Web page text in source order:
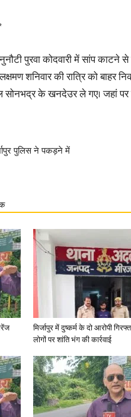
पुरवा कोदवारी में सांप काटने
शनिवार की रात्रि को बाहर
के खनदेउर ले गए। जहां पर
पुलिस ने पकड़ने में
मिर्जापुर में दुष्कर्म के दो आरोपी
लोगों पर शांति भंग की कार्रवाई